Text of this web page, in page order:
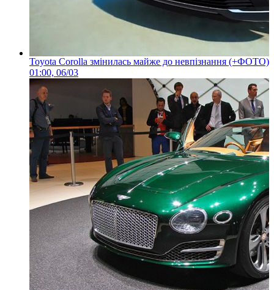
Toyota Corolla змінилась майже до невпізнання (+ФОТО)
01:00, 06/03